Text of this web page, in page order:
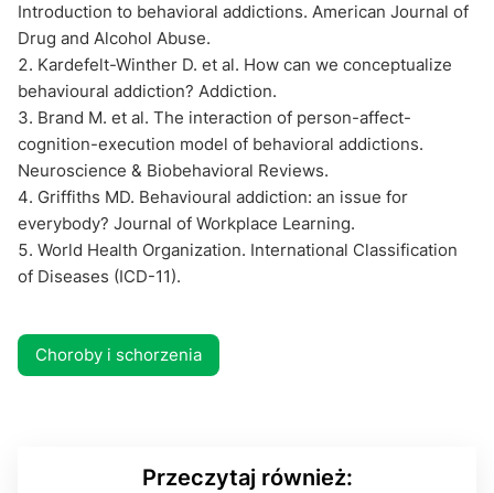
Introduction to behavioral addictions. American Journal of
Drug and Alcohol Abuse.
Kardefelt-Winther D. et al. How can we conceptualize
behavioural addiction? Addiction.
Brand M. et al. The interaction of person-affect-
cognition-execution model of behavioral addictions.
Neuroscience & Biobehavioral Reviews.
Griffiths MD. Behavioural addiction: an issue for
everybody? Journal of Workplace Learning.
World Health Organization. International Classification
of Diseases (ICD-11).
Choroby i schorzenia
Przeczytaj również: